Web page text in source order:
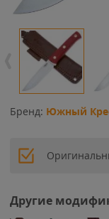
Бренд: Южный
Другие